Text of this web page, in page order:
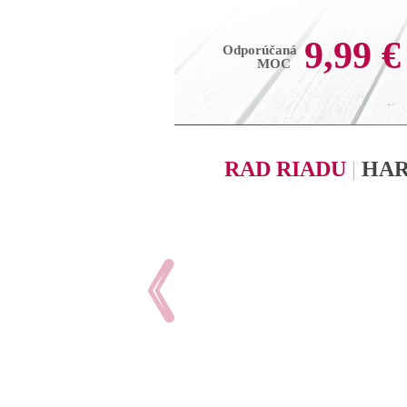
Odporúčaná
MOC
9,99 €
RAD RIADU |